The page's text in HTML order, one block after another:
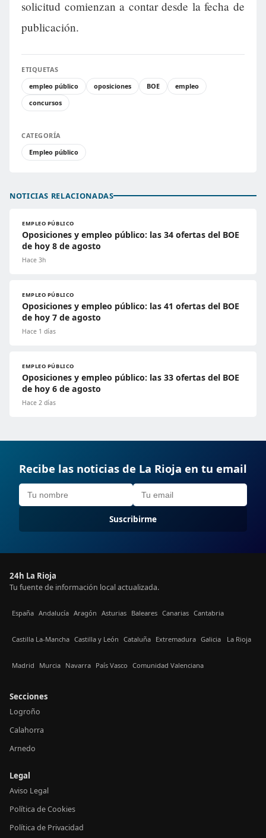
solicitud comienzan a contar desde la fecha de
publicación.
ETIQUETAS
empleo público
oposiciones BOE
empleo
concursos
CATEGORÍA
Empleo público
NOTICIAS RELACIONADAS
EMPLEO PÚBLICO
Oposiciones y empleo público: las 34 ofertas del BOE
de hoy 8 de agosto
Hace 3h
EMPLEO PÚBLICO
Oposiciones y empleo público: las 41 ofertas del BOE
de hoy 7 de agosto
Hace 1 días
EMPLEO PÚBLICO
Oposiciones y empleo público: las 33 ofertas del BOE
de hoy 6 de agosto
Hace 2 días
Recibe las noticias de La Rioja en tu email
Suscribirme
24h La Rioja
Tu fuente de información local actualizada.
España Andalucía Aragón Asturias Baleares Canarias Cantabria
Castilla La-Mancha Castilla y León Cataluña Extremadura Galicia La Rioja
Madrid Murcia Navarra País Vasco Comunidad Valenciana
Secciones
Logroño
Calahorra
Arnedo
Legal
Aviso Legal
Política de Cookies
Política de Privacidad